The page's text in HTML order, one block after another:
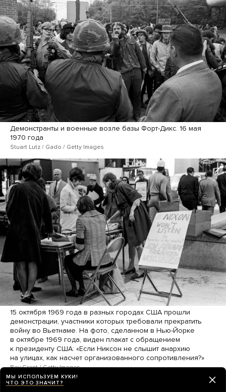
Демонстранты и военные возле базы Форт-Дикс. 16 мая
1970 года
Stuart Lutz / Gado / Getty Images
15 октября 1969 года в разных городах США прошли
демонстрации, участники которых требовали прекратить
войну во Вьетнаме. На фото, сделанном в Нью-Йорке
в октябре 1969 года, виден плакат с обращением
к президенту США: «Если Никсон не слышит анархию
на улицах, как насчет организованного сопротивления?»
Bev Grant / Getty Images
МЫ ИСПОЛЬЗУЕМ КУКИ!
ЧТО ЭТО ЗНАЧИТ?